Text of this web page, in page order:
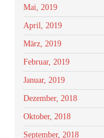
Mai, 2019
April, 2019
März, 2019
Februar, 2019
Januar, 2019
Dezember, 2018
Oktober, 2018
September, 2018